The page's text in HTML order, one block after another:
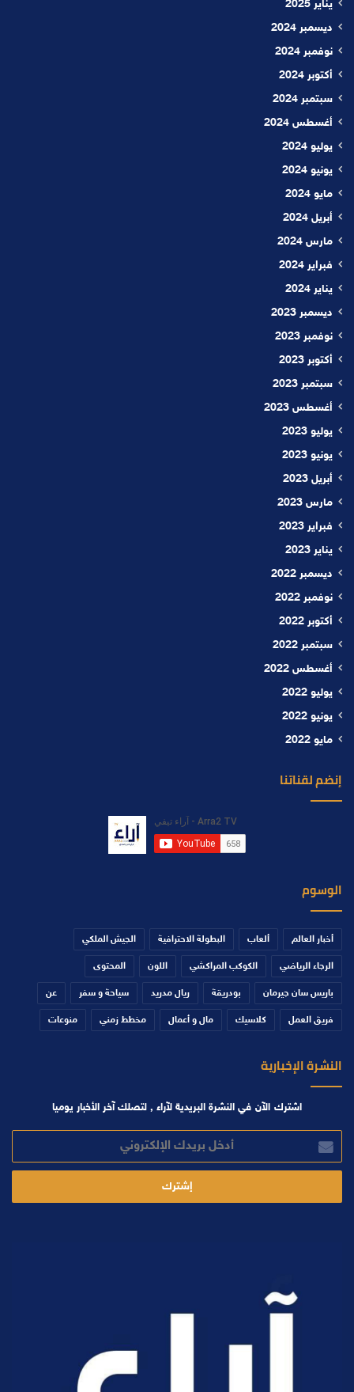
يناير 2025
ديسمبر 2024
نوفمبر 2024
أكتوبر 2024
سبتمبر 2024
أغسطس 2024
يوليو 2024
يونيو 2024
مايو 2024
أبريل 2024
مارس 2024
فبراير 2024
يناير 2024
ديسمبر 2023
نوفمبر 2023
أكتوبر 2023
سبتمبر 2023
أغسطس 2023
يوليو 2023
يونيو 2023
أبريل 2023
مارس 2023
فبراير 2023
يناير 2023
ديسمبر 2022
نوفمبر 2022
أكتوبر 2022
سبتمبر 2022
أغسطس 2022
يوليو 2022
يونيو 2022
مايو 2022
إنضم لقناتنا
الوسوم
أخبار العالم ألعاب البطولة الاحترافية الجيش الملكي
الرجاء الرياضي الكوكب المراكشي اللون المحتوى
باريس سان جيرمان بودريقة ريال مدريد سياحة و سفر عن
فريق العمل كلاسيك مال و أعمال مخطط زمني منوعات
النشرة الإخبارية
اشترك الآن في النشرة البريدية لآراء , لتصلك آخر الأخبار يوميا
بريدك
الإلكتروني